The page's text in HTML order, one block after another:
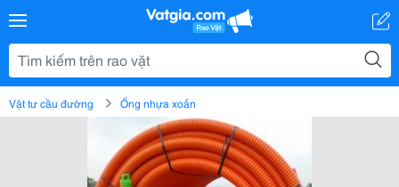
Vật tư cầu đường Ống nhựa xoắn